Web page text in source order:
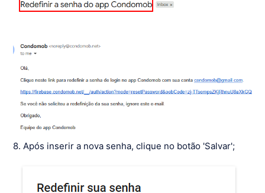
8. Após inserir a nova senha, clique no botão 'Salvar';